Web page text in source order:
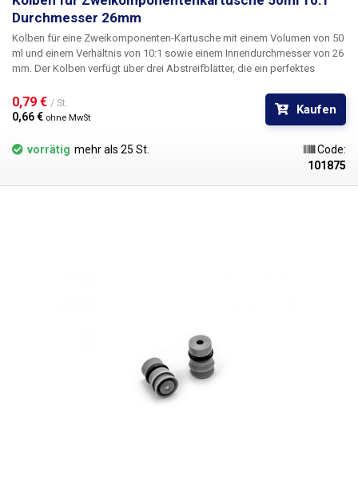
Durchmesser 26mm
Kolben für eine Zweikomponenten-Kartusche mit einem Volumen von 50
ml und einem Verhältnis von 10:1 sowie einem Innendurchmesser von 26
mm. Der Kolben verfügt über drei Abstreifblätter, die ein perfektes
Kolbens befindet sich ein durchgehendes Loch, das mit einem Stopfen
versehen ist. Durch das Einsetzen des Kolbens in die Kartusche wird
deren Inhalt zuverlässig luftdicht verschlossen. Das Kolbenmaterial ist
chlorid- und silikonfrei, beständig gegen Laugen und industrielle
Lösungsmittel und eignet sich für eine Vielzahl von Flüssigkeiten wie
Tinten, Elektrolyte, Epoxidharze, Cyanacrylate, Silikone, Schmiermittel,
0,79 € / St.
0,66 € ohne MwSt
Kaufen
vorrätig mehr als 25 St.
Code:
101875